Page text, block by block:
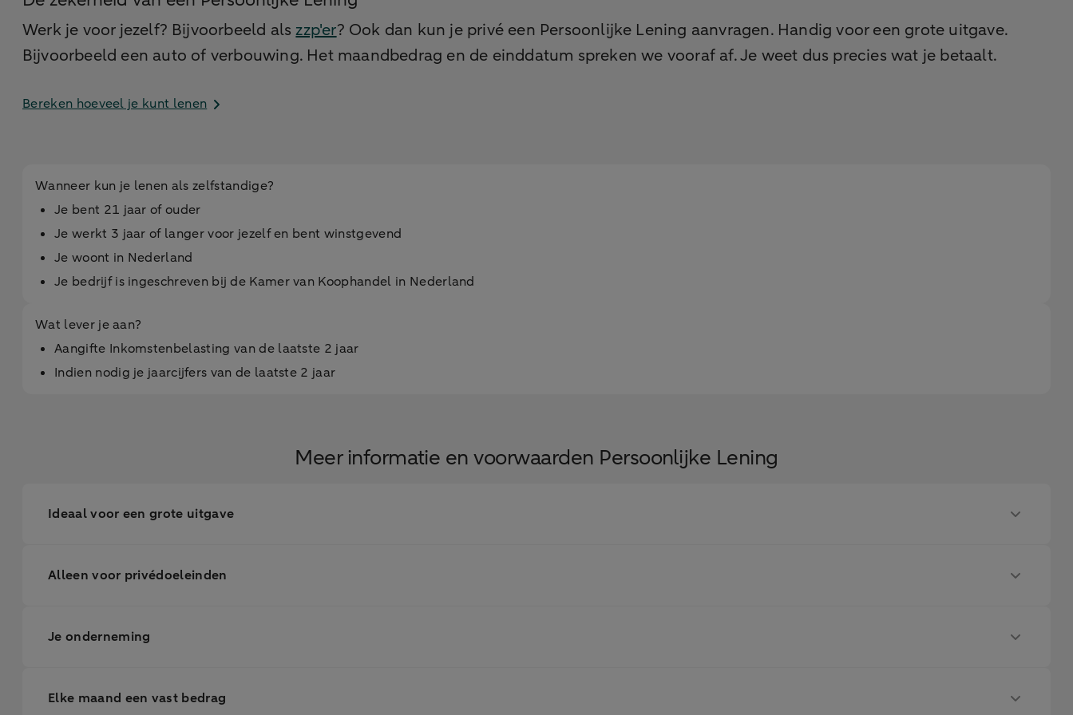
Werk je voor jezelf? Bijvoorbeeld alszzp'er? Ook dan kun je privé een Persoonlijke Lening aanvragen. Handig voor een grote uitgave.
Bijvoorbeeld een auto of verbouwing. Het maandbedrag en de einddatum spreken we vooraf af. Je weet dus precies wat je betaalt.
Bereken hoeveel je kunt lenen
Wanneer kun je lenen als zelfstandige?
Je bent 21 jaar of ouder
Je werkt 3 jaar of langer voor jezelf en bent winstgevend
Je woont in Nederland
Je bedrijf is ingeschreven bij de Kamer van Koophandel in Nederland
Wat lever je aan?
Aangifte Inkomstenbelasting van de laatste 2 jaar
Indien nodig je jaarcijfers van de laatste 2 jaar
Meer informatie en voorwaarden Persoonlijke Lening
Ideaal voor een grote uitgave
Alleen voor privédoeleinden
Je onderneming
Elke maand een vast bedrag